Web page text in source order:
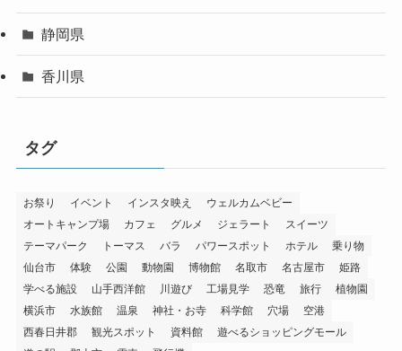
静岡県
香川県
タグ
お祭り イベント インスタ映え
ウェルカムベビー
オートキャンプ場
カフェ グルメ ジェラート
スイーツ
テーマパーク
トーマス バラ パワースポット ホテル
乗り物
仙台市
体験 公園 動物園 博物館 名取市 名古屋市
姫路
学べる施設
山手西洋館 川遊び 工場見学 恐竜 旅行
植物園
横浜市
水族館 温泉 神社・お寺 科学館 穴場
空港
西春日井郡
観光スポット 資料館
遊べるショッピングモール